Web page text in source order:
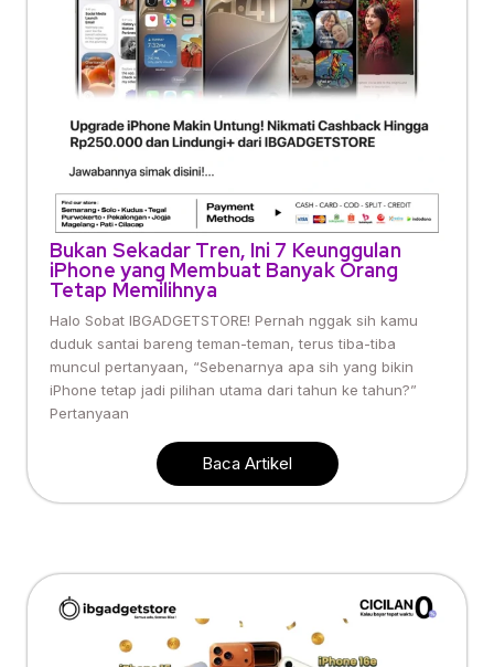
Bukan Sekadar Tren, Ini 7 Keunggulan
iPhone yang Membuat Banyak Orang
Tetap Memilihnya
Halo Sobat IBGADGETSTORE! Pernah nggak sih kamu
duduk santai bareng teman-teman, terus tiba-tiba
muncul pertanyaan, “Sebenarnya apa sih yang bikin
iPhone tetap jadi pilihan utama dari tahun ke tahun?”
Pertanyaan
Baca Artikel